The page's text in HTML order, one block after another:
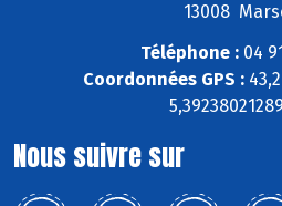
13008
Téléphone : 04
Coordonnées GPS :
Nous suivre sur